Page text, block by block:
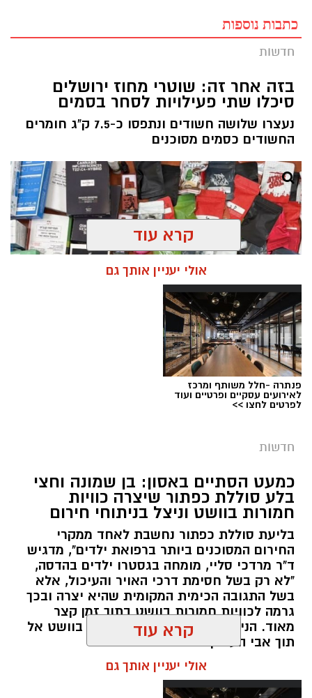
כתבות נוספות
חדשות
בזה אחר זה: שוטרי מחוז ירושלים
סיכלו שתי פעילויות לסחר בסמים
נעצרו שלושה חשודים ונתפסו כ-7.5 ק"ג חומרים
החשודים כסמים מסוכנים
צילום: דוברות המשטרה
מערכת ירושלים נט / 09:11 06.08.26
הסמים המסוכנים, בוצעו בימים האחרונים שתי
פעילויות ממוקדות, שהובילו למעצר של שלושה
החשודים כסמים מסוכנים, כסף מזומן ואמצעים
נוספים.
בפעילות בלשי תחנת לב הבירה שביצעו חיפוש
ע"פ צו בימ"ש, אותרו שני כלי רכב שעוררו את
חשדם של השוטרים. לאחר מעקב סמוי נעצרו שני
חשודים (27,31) תושבי העיר ירושלים. ובחיפוש בכלי
הרכב נתפסו כ-5.5 ק"ג של חומרים החשודים
כסמים מסוכנים, 15,140 ש"ח במזומן, שבעה
קרא עוד
אולי יעניין אותך גם
פנתרה -חלל משותף ומרכז
לאירועים עסקיים ופרטיים ועוד
לפרטים לחצו >>
חדשות
כמעט הסתיים באסון: בן שמונה וחצי
בלע סוללת כפתור שיצרה כוויות
חמורות בוושט וניצל בניתוחי חירום
בליעת סוללת כפתור נחשבת לאחד ממקרי
החירום המסוכנים ביותר ברפואת ילדים", מדגיש
ד"ר מרדכי סליי, מומחה בגסטרו ילדים בהדסה,
"לא רק בשל חסימת דרכי האויר והעיכול, אלא
בשל התגובה הכימית המקומית שהיא יצרה ובכך
גרמה לכוויות חמורות בוושט בתוך זמן קצר
מאוד. הניתוח הציל אותו מקרע חמור בוושט אל
תוך אבי העורקים״
קרא עוד
אולי יעניין אותך גם